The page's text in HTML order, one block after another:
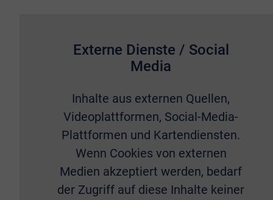
Externe Dienste / Social
Media
Inhalte aus externen Quellen,
Videoplattformen, Social-Media-
Plattformen und Kartendiensten.
Wenn Cookies von externen
Medien akzeptiert werden, bedarf
der Zugriff auf diese Inhalte keiner